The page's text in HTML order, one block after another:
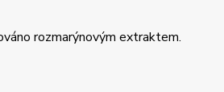
rozmarýnovým extraktem.